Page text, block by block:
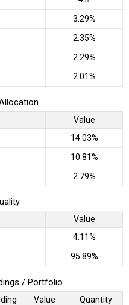
3.29%
2.35%
2.29%
2.01%
Value
14.03%
10.81%
2.79%
Value
4.11%
95.89%
/ Portfolio
Value
Quantity